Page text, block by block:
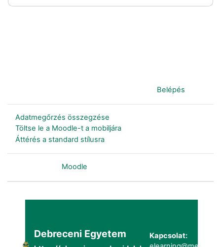
Belépés
Adatmegőrzés összegzése
Töltse le a Moodle-t a mobiljára
Áttérés a standard stílusra
Moodle
Debreceni Egyetem
Kapcsolat: